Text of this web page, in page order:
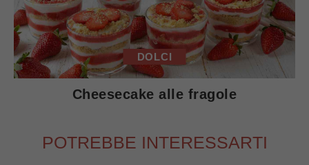
DOLCI
Cheesecake alle fragole
POTREBBE INTERESSARTI